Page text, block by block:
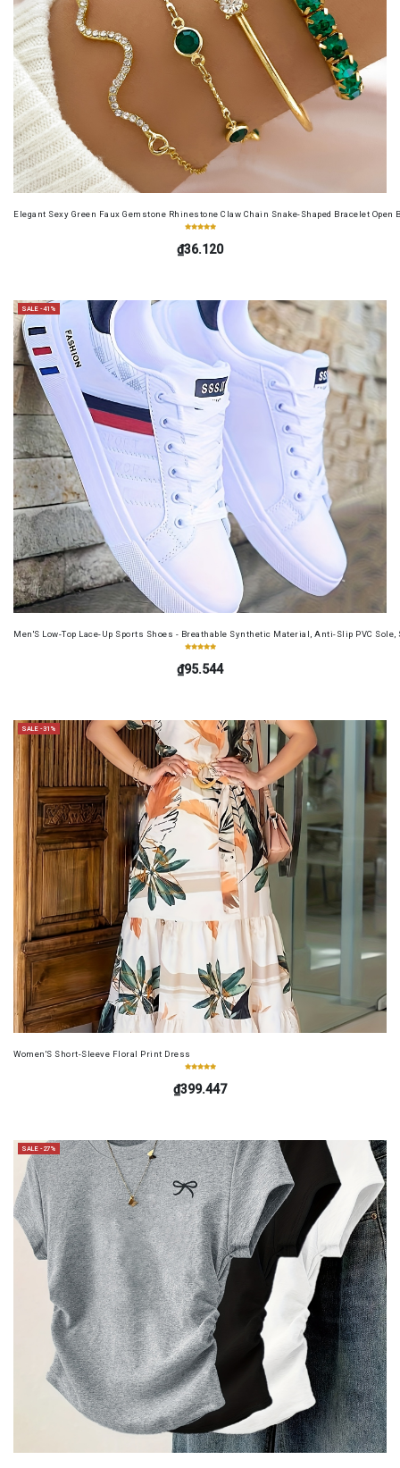
Elegant Sexy Green Faux Gemstone Rhinestone Claw Chain Snake-Shaped Bracelet Open
₫36.120
SALE -41%
Men'S Low-Top Lace-Up Sports Shoes - Breathable Synthetic Material, Anti-Slip PVC
₫95.544
SALE -31%
Women'S Short-Sleeve Floral Print Dress
₫399.447
SALE -27%